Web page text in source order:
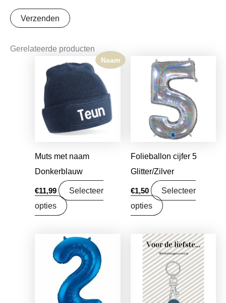
Gerelateerde producten
Naam
Muts met naam
Donkerblauw
€11,99
Selecteer
opties
Folieballon cijfer 5
Glitter/Zilver
€1,50
Selecteer
opties